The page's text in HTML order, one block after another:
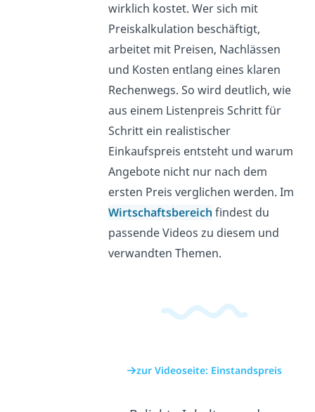
wirklich kostet. Wer sich mit
Preiskalkulation beschäftigt,
arbeitet mit Preisen, Nachlässen
und Kosten entlang eines klaren
Rechenwegs. So wird deutlich, wie
aus einem Listenpreis Schritt für
Schritt ein realistischer
Einkaufspreis entsteht und warum
Angebote nicht nur nach dem
ersten Preis verglichen werden. Im
Wirtschaftsbereich findest du
passende Videos zu diesem und
verwandten Themen.
zur Videoseite: Einstandspreis